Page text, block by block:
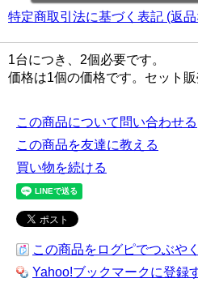
特定商取引法に基づく表記 (返
1台につき、2個必要です。
価格は1個の価格です。セット販
この商品について問い合わせる
この商品を友達に教える
買い物を続ける
この商品をログピでつぶやく
Yahoo!ブックマークに登録